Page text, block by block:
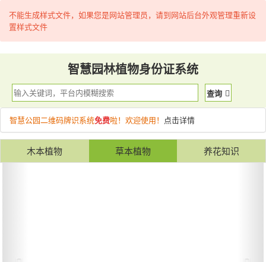
不能生成样式文件，如果您是网站管理员，请到网站后台外观管理重新设
置样式文件
智慧园林植物身份证系统
查询
智慧公园二维码牌识系统免费啦！欢迎使用！ 点击详情
木本植物 草本植物 养花知识